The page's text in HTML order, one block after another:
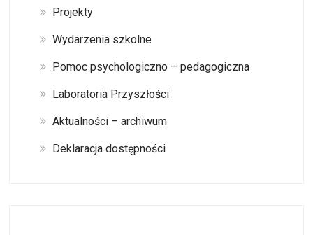
Projekty
Wydarzenia szkolne
Pomoc psychologiczno – pedagogiczna
Laboratoria Przyszłości
Aktualności – archiwum
Deklaracja dostępności